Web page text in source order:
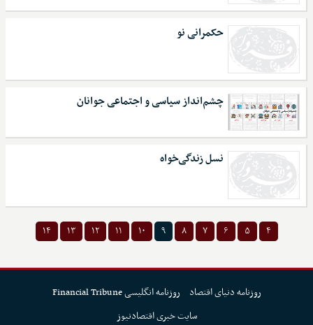
حکمرانی نو
چشم‌انداز سیاسی و اجتماعی جوانان
نسل زندگی‌خواه
۴ ۵ ۶ ۷ ۸ ۹ ۱۰ ۱۱ ۱۲ ۱۳ ۱۴
روزنامه دنیای اقتصاد
روزنامه انگلیسی Financial Tribune
سایت خبری اقتصادنیوز